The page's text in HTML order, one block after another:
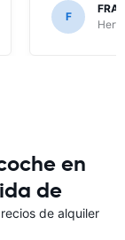
F
en
de
de alquiler